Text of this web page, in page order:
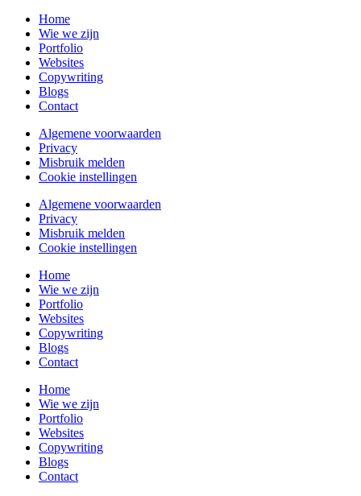
Home
Wie we zijn
Portfolio
Websites
Copywriting
Blogs
Contact
Algemene voorwaarden
Privacy
Misbruik melden
Cookie instellingen
Algemene voorwaarden
Privacy
Misbruik melden
Cookie instellingen
Home
Wie we zijn
Portfolio
Websites
Copywriting
Blogs
Contact
Home
Wie we zijn
Portfolio
Websites
Copywriting
Blogs
Contact